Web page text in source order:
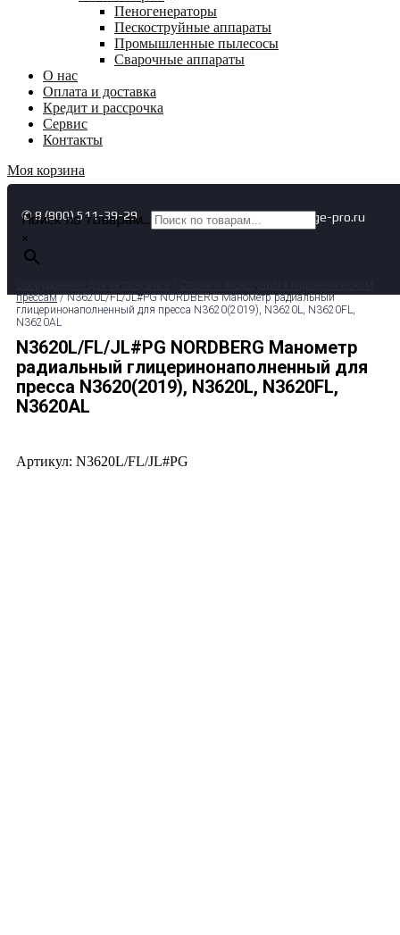
Пеногенераторы
Пескоструйные аппараты
Промышленные пылесосы
Сварочные аппараты
О нас
Оплата и доставка
Кредит и рассрочка
Сервис
Контакты
Моя корзина
✆ 8 (800) 511-39-29 ✉ info@garage-pro.ru
Поиск по товарам...
×
прессам/ N3620L/FL/JL#PG NORDBERG Манометр радиальный
глицеринонаполненный для пресса N3620(2019), N3620L, N3620FL,
N3620AL
N3620L/FL/JL#PG NORDBERG Манометр
радиальный глицеринонаполненный для
пресса N3620(2019), N3620L, N3620FL,
N3620AL
Артикул: N3620L/FL/JL#PG